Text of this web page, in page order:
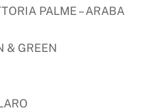
PALME – ARABA
& GREEN